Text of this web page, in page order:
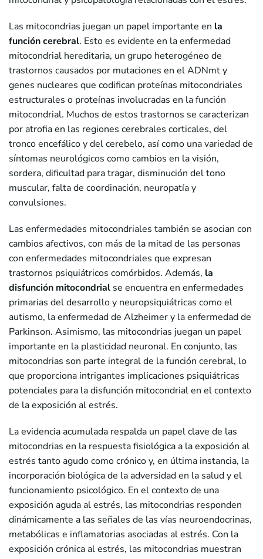
Las mitocondrias juegan un papel importante en la
función cerebral. Esto es evidente en la enfermedad
mitocondrial hereditaria, un grupo heterogéneo de
trastornos causados por mutaciones en el ADNmt y
genes nucleares que codifican proteínas mitocondriales
estructurales o proteínas involucradas en la función
mitocondrial. Muchos de estos trastornos se caracterizan
por atrofia en las regiones cerebrales corticales, del
tronco encefálico y del cerebelo, así como una variedad de
síntomas neurológicos como cambios en la visión,
sordera, dificultad para tragar, disminución del tono
muscular, falta de coordinación, neuropatía y
convulsiones.
Las enfermedades mitocondriales también se asocian con
cambios afectivos, con más de la mitad de las personas
con enfermedades mitocondriales que expresan
trastornos psiquiátricos comórbidos. Además, la
disfunción mitocondrial se encuentra en enfermedades
primarias del desarrollo y neuropsiquiátricas como el
autismo, la enfermedad de Alzheimer y la enfermedad de
Parkinson. Asimismo, las mitocondrias juegan un papel
importante en la plasticidad neuronal. En conjunto, las
mitocondrias son parte integral de la función cerebral, lo
que proporciona intrigantes implicaciones psiquiátricas
potenciales para la disfunción mitocondrial en el contexto
de la exposición al estrés.
La evidencia acumulada respalda un papel clave de las
mitocondrias en la respuesta fisiológica a la exposición al
estrés tanto agudo como crónico y, en última instancia, la
incorporación biológica de la adversidad en la salud y el
funcionamiento psicológico. En el contexto de una
exposición aguda al estrés, las mitocondrias responden
dinámicamente a las señales de las vías neuroendocrinas,
metabólicas e inflamatorias asociadas al estrés. Con la
exposición crónica al estrés, las mitocondrias muestran